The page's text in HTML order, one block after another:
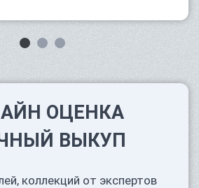
ОЦЕНКА
ВЫКУП
коллекций от экспертов